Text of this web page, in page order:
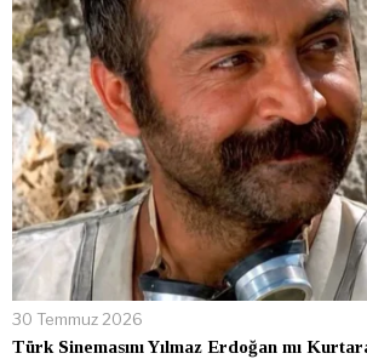
30 Temmuz 2026
Türk Sinemasını Yılmaz Erdoğan mı